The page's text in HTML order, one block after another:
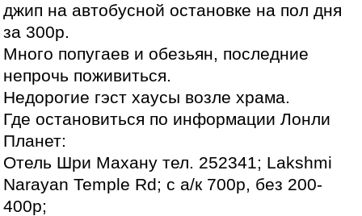
джип на автобусной остановке на пол дня
за 300р.
Много попугаев и обезьян, последние
непрочь поживиться.
Недорогие гэст хаусы возле храма.
Где остановиться по информации Лонли
Планет:
Отель Шри Махану тел. 252341; Lakshmi
Narayan Temple Rd; с а/к 700р, без 200-
400р;